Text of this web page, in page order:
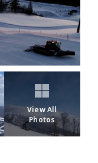
View All
Photos